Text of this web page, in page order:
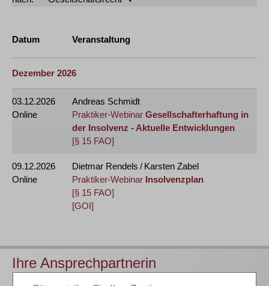
Datum Veranstaltung
Dezember 2026
03.12.2026
Online
Andreas Schmidt
Praktiker-Webinar Gesellschafterhaftung in
der Insolvenz - Aktuelle Entwicklungen
[§ 15 FAO]
09.12.2026
Online
Dietmar Rendels / Karsten Zabel
Praktiker-Webinar Insolvenzplan
[§ 15 FAO]
[GOI]
Ihre Ansprechpartnerin